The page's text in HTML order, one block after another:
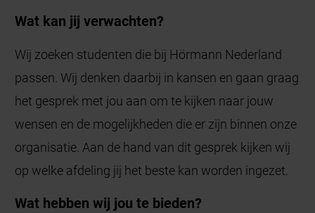
Wat kan jij verwachten?
Wij zoeken studenten die bij Hörmann Nederland
passen. Wij denken daarbij in kansen en gaan graag
het gesprek met jou aan om te kijken naar jouw
wensen en de mogelijkheden die er zijn binnen onze
organisatie. Aan de hand van dit gesprek kijken wij
op welke afdeling jij het beste kan worden ingezet.
Wat hebben wij jou te bieden?